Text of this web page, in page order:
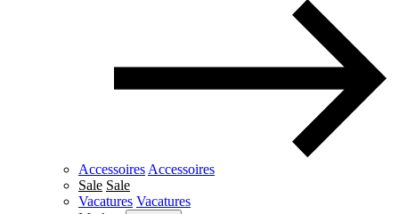
Accessoires Accessoires
Sale Sale
Vacatures Vacatures